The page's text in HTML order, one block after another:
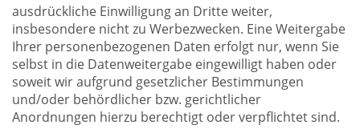
ausdrückliche Einwilligung an Dritte weiter,
insbesondere nicht zu Werbezwecken. Eine Weitergabe
Ihrer personenbezogenen Daten erfolgt nur, wenn Sie
selbst in die Datenweitergabe eingewilligt haben oder
soweit wir aufgrund gesetzlicher Bestimmungen
und/oder behördlicher bzw. gerichtlicher
Anordnungen hierzu berechtigt oder verpflichtet sind.